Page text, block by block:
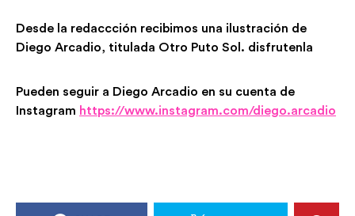
Desde la redaccción recibimos una ilustración de
Diego Arcadio, titulada Otro Puto Sol. disfrutenla
Pueden seguir a Diego Arcadio en su cuenta de
Instagram https://www.instagram.com/diego.arcadio